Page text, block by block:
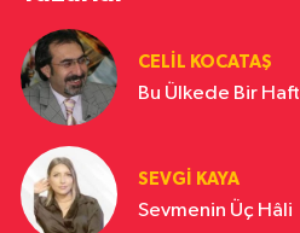
CELIL KOCATAŞ
Bu Ülkede Bir
SEVGI KAYA
Sevmenin Üç Hâli